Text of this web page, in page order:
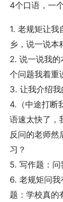
4个口语，一
1. 老规矩让我
乡，说一说本
2. 说一说我
个问题我着重
3. 让我介绍我
4.（中途打断
语速太快了，
反问的老师然
习？
5. 写作题：问
6. 老规矩问
题：学校真的